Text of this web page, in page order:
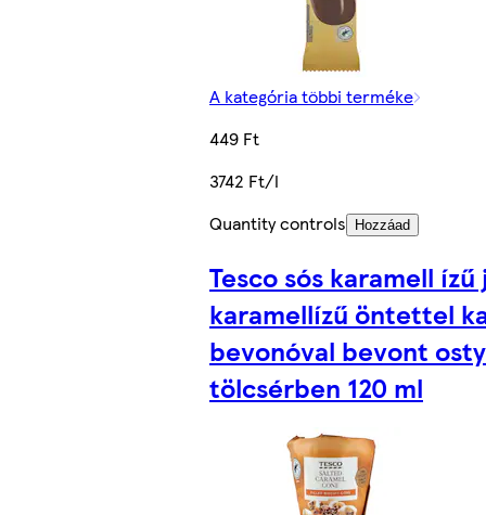
A kategória többi terméke
449 Ft
3742 Ft/l
Quantity controls
Hozzáad
Tesco sós karamell
karamellízű öntettel
bevonóval bevont
tölcsérben 120 ml